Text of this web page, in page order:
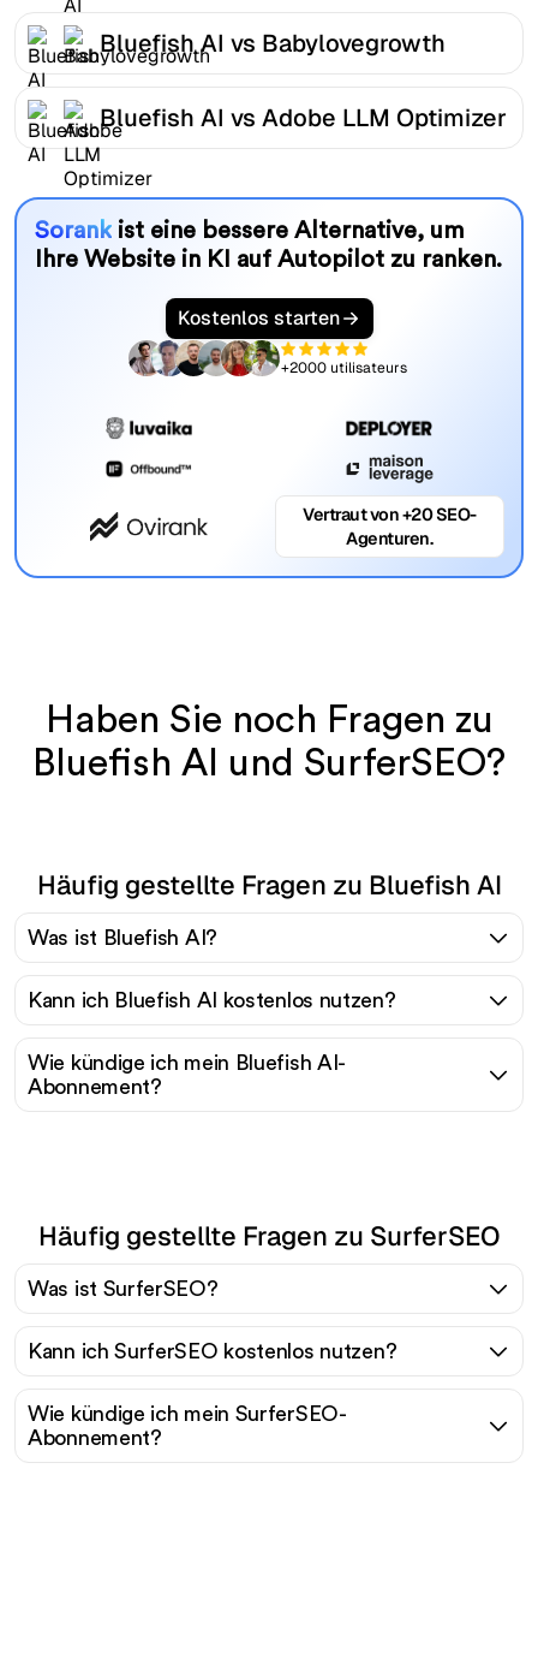
Bluefish AI vs Babylovegrowth
Bluefish AI vs Adobe LLM Optimizer
Sorankist eine bessere Alternative, um
Ihre Website in KI auf Autopilot zu ranken.
Kostenlos starten
+2000 utilisateurs
Vertraut von +20 SEO-
Agenturen.
Haben Sie noch Fragen zu
Bluefish AI und SurferSEO?
Häufig gestellte Fragen zu Bluefish AI
Was ist Bluefish AI?
Kann ich Bluefish AI kostenlos nutzen?
Wie kündige ich mein Bluefish AI-
Abonnement?
Häufig gestellte Fragen zu SurferSEO
Was ist SurferSEO?
Kann ich SurferSEO kostenlos nutzen?
Wie kündige ich mein SurferSEO-
Abonnement?